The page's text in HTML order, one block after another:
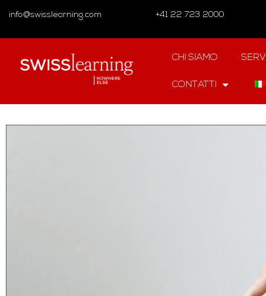
info@swisslearning.com +41 22 723 2000
CHI SIAMO
CONTATTI